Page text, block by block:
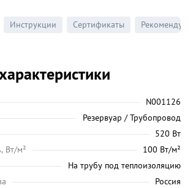
Инструкции Сертификаты
N001126
Резервуар / Трубопровод
520 Вт
Вт/м²
100 Вт/м²
На трубу под теплоизоляцию
Россия